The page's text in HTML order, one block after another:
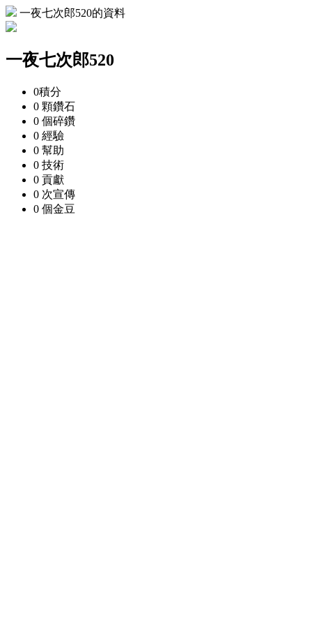
一夜七次郎520的資料
一夜七次郎520
0積分
0 顆鑽石
0 個碎鑽
0 經驗
0 幫助
0 技術
0 貢獻
0 次宣傳
0 個金豆